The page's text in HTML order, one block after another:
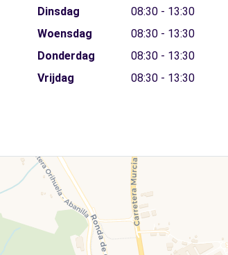
Dinsdag
08:30 - 13:30
Woensdag
08:30 - 13:30
Donderdag
08:30 - 13:30
Vrijdag
08:30 - 13:30